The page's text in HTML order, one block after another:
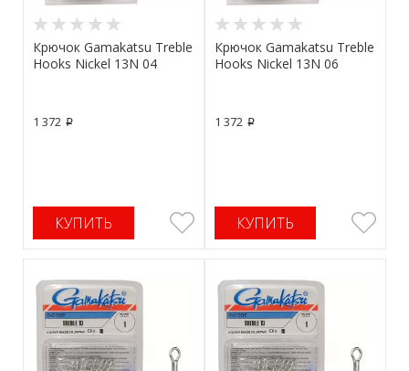
Крючок Gamakatsu Treble
Hooks Nickel 13N 04
1 372 p
КУПИТЬ
Крючок Gamakatsu Treble
Hooks Nickel 13N 06
1 372 p
КУПИТЬ